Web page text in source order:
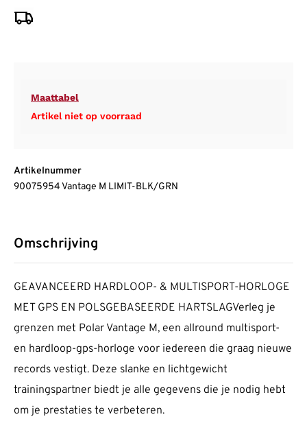
Maattabel
Artikel niet op voorraad
Artikelnummer
90075954 Vantage M LIMIT-BLK/GRN
Omschrijving
GEAVANCEERD HARDLOOP- & MULTISPORT-HORLOGE
MET GPS EN POLSGEBASEERDE HARTSLAGVerleg je
grenzen met Polar Vantage M, een allround multisport-
en hardloop-gps-horloge voor iedereen die graag nieuwe
records vestigt. Deze slanke en lichtgewicht
trainingspartner biedt je alle gegevens die je nodig hebt
om je prestaties te verbeteren.